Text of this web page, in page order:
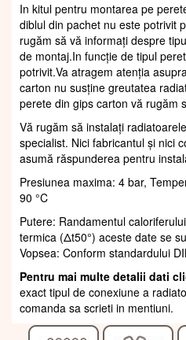
In kitul pentru montarea pe
diblul din pachet nu este potrivit
rugăm să vă informați despre
de montaj.In funcție de tipul
potrivit.Va atragem atenția
carton nu susține greutatea
perete din gips carton vă rugăm
Vă rugăm să instalați
specialist. Nici fabricantul și nici
asumă răspunderea pentru
Presiunea maxima: 4 bar,
90 °C
Putere: Randamentul
termica (Δt50°) aceste date se
Vopsea: Conform standardului
Pentru mai multe detalii dati
exact tipul de conexiune a
comanda sa scrieti in mentiuni.